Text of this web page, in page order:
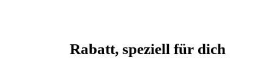
Rabatt, speziell für dich